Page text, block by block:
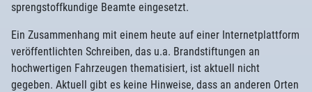
sprengstoffkundige Beamte eingesetzt.
Ein Zusammenhang mit einem heute auf einer Internetplattform
veröffentlichten Schreiben, das u.a. Brandstiftungen an
hochwertigen Fahrzeugen thematisiert, ist aktuell nicht
gegeben. Aktuell gibt es keine Hinweise, dass an anderen Orten